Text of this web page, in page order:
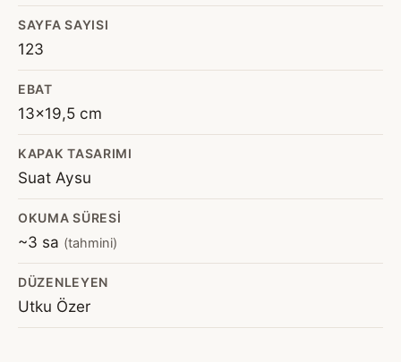
SAYFA SAYISI
123
EBAT
13x19,5 cm
KAPAK TASARIMI
Suat Aysu
OKUMA SÜRESI
~3 sa (tahmini)
DÜZENLEYEN
Utku Özer